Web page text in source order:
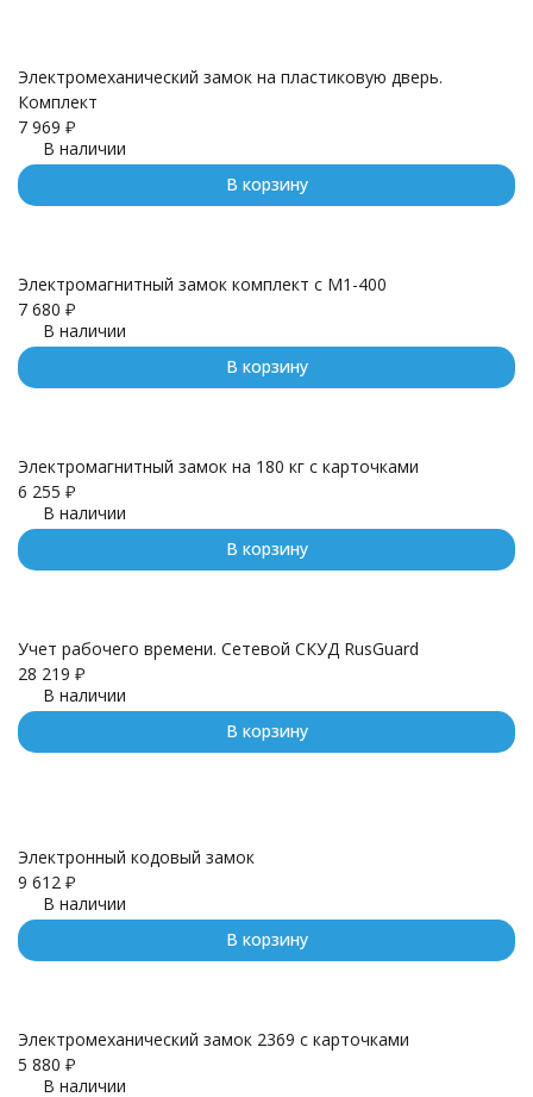
Электромеханический замок на пластиковую дверь.
Комплект
7 969 ₽
В наличии
В корзину
Электромагнитный замок комплект с M1-400
7 680 ₽
В наличии
В корзину
Электромагнитный замок на 180 кг с карточками
6 255 ₽
В наличии
В корзину
Учет рабочего времени. Сетевой СКУД RusGuard
28 219 ₽
В наличии
В корзину
Электронный кодовый замок
9 612 ₽
В наличии
В корзину
Электромеханический замок 2369 с карточками
5 880 ₽
В наличии